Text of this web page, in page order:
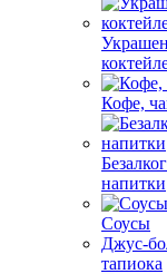
Кофе,
напитки
Соусы
Джус-
тапиока